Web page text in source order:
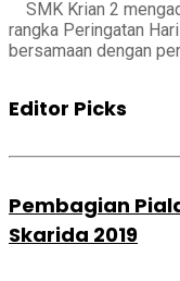
SMK Krian 2
rangka Peringatan
bersamaan dengan
Editor Picks
Pembagian
Skarida 2019